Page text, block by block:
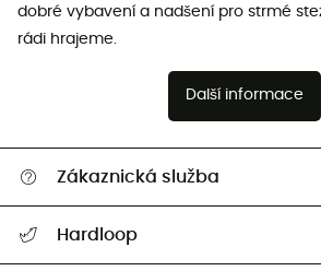
dobré vybavení a nadšení pro strmé
rádi hrajeme.
Další informace
Zákaznická služba
Hardloop